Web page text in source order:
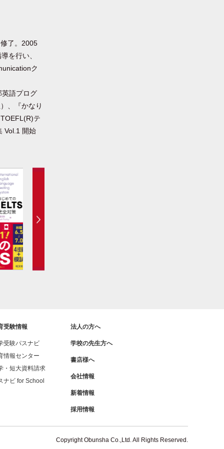
了。2005
を行い、
ク
英語プログ
、『かなり
テ
Vol.1 開始
受験情報
受験パスナビ
情報センター
・短大資料請求
ナビ for School
法人の方へ
学校の先生方へ
書店様へ
会社情報
新着情報
採用情報
Copyright Obunsha Co.,Ltd. All Rights Reserved.